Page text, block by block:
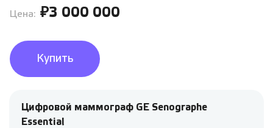
Цена: ₽3 000 000
Купить
Цифровой маммограф GE Senographe
Essential